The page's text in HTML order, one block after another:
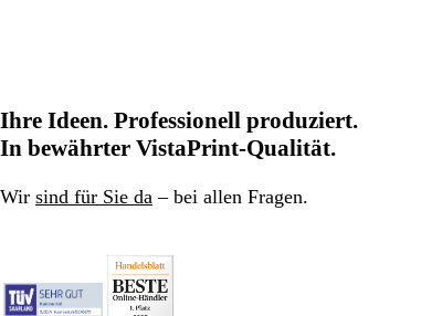
Ihre Ideen. Professionell produziert.
In bewährter VistaPrint-Qualität.
Wir sind für Sie da – bei allen Fragen.